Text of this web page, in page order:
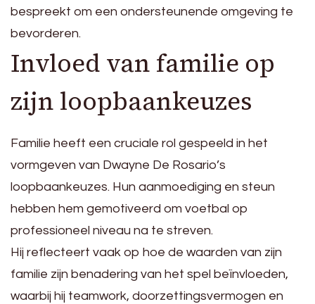
bespreekt om een ondersteunende omgeving te
bevorderen.
Invloed van familie op
zijn loopbaankeuzes
Familie heeft een cruciale rol gespeeld in het
vormgeven van Dwayne De Rosario’s
loopbaankeuzes. Hun aanmoediging en steun
hebben hem gemotiveerd om voetbal op
professioneel niveau na te streven.
Hij reflecteert vaak op hoe de waarden van zijn
familie zijn benadering van het spel beïnvloeden,
waarbij hij teamwork, doorzettingsvermogen en